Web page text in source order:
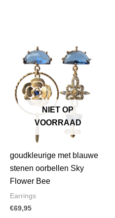
NIET OP
VOORRAAD
goudkleurige met blauwe
stenen oorbellen Sky
Flower Bee
Earrings
€69,95